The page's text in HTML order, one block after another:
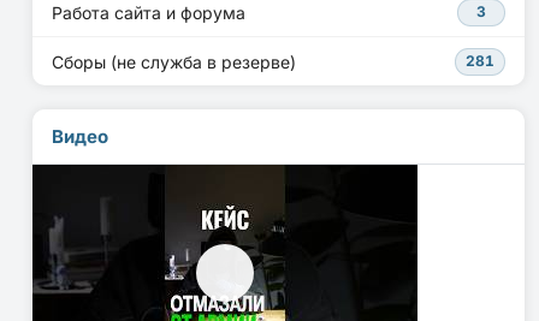
Работа сайта и форума 3
Сборы (не служба в резерве) 281
Видео